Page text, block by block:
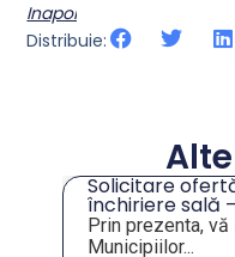
Inapoi
Distribuie:
Solicitare
închiriere sală
Prin prezenta,
Municipiilor...